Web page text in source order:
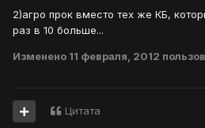
2)агро прок вместо тех же КБ,
раз в 10 больше...
Изменено 11 февраля, 2012
Цитата